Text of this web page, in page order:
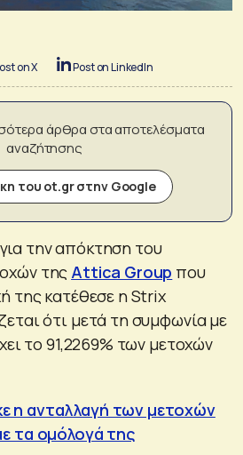
on X Post on LinkedIn
άρθρα στα αποτελέσματα
αναζήτησης
του ot.gr στην Google
για την απόκτηση του
της Attica Group που
της κατέθεσε η Strix
ότι μετά τη συμφωνία με
το 91,2269% των μετοχών
η ανταλλαγή των μετοχών
τα ομόλογά της